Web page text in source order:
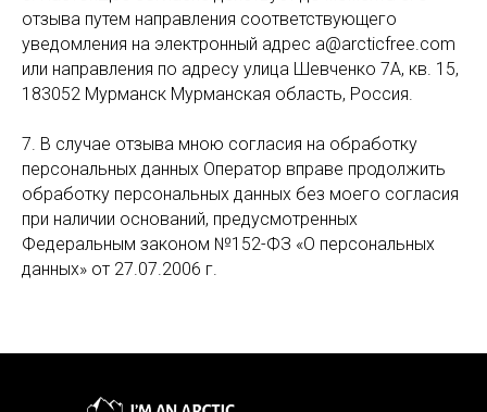
отзыва путем направления соответствующего
уведомления на электронный адрес a@arcticfree.com
или направления по адресу улица Шевченко 7А, кв. 15,
183052 Мурманск Мурманская область, Россия.
7. В случае отзыва мною согласия на обработку
персональных данных Оператор вправе продолжить
обработку персональных данных без моего согласия
при наличии оснований, предусмотренных
Федеральным законом №152-ФЗ «О персональных
данных» от 27.07.2006 г.